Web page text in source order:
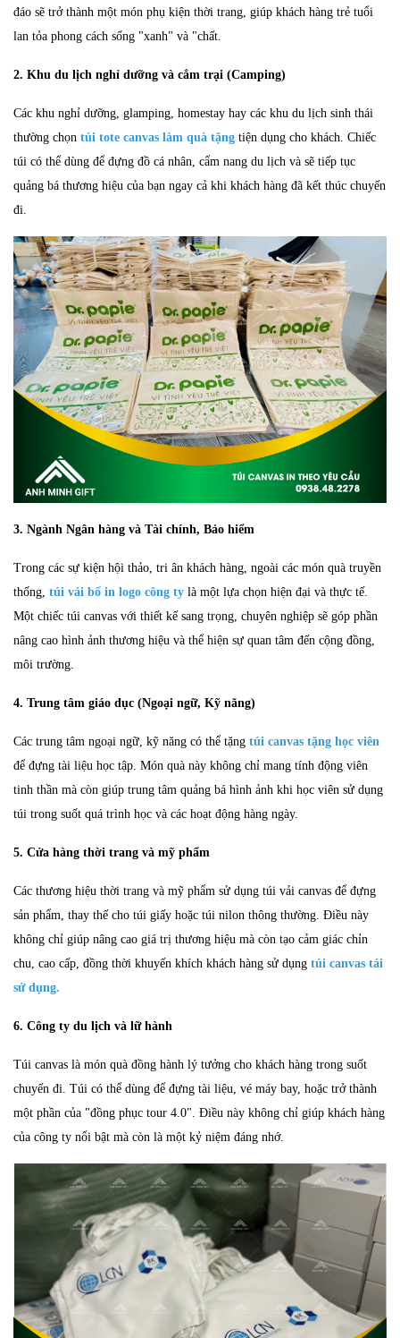
đáo sẽ trở thành một món phụ kiện thời trang, giúp khách hàng trẻ tuổi
lan tỏa phong cách sống "xanh" và "chất.
2. Khu du lịch nghỉ dưỡng và cắm trại (Camping)
Các khu nghỉ dưỡng, glamping, homestay hay các khu du lịch sinh thái
thường chọn túi tote canvas làm quà tặng tiện dụng cho khách. Chiếc
túi có thể dùng để đựng đồ cá nhân, cẩm nang du lịch và sẽ tiếp tục
quảng bá thương hiệu của bạn ngay cả khi khách hàng đã kết thúc chuyến
đi.
3. Ngành Ngân hàng và Tài chính, Bảo hiểm
Trong các sự kiện hội thảo, tri ân khách hàng, ngoài các món quà truyền
thống, túi vải bố in logo công ty là một lựa chọn hiện đại và thực tế.
Một chiếc túi canvas với thiết kế sang trọng, chuyên nghiệp sẽ góp phần
nâng cao hình ảnh thương hiệu và thể hiện sự quan tâm đến cộng đồng,
môi trường.
4. Trung tâm giáo dục (Ngoại ngữ, Kỹ năng)
Các trung tâm ngoại ngữ, kỹ năng có thể tặng túi canvas tặng học viên
để đựng tài liệu học tập. Món quà này không chỉ mang tính động viên
tinh thần mà còn giúp trung tâm quảng bá hình ảnh khi học viên sử dụng
túi trong suốt quá trình học và các hoạt động hàng ngày.
5. Cửa hàng thời trang và mỹ phẩm
Các thương hiệu thời trang và mỹ phẩm sử dụng túi vải canvas để đựng
sản phẩm, thay thế cho túi giấy hoặc túi nilon thông thường. Điều này
không chỉ giúp nâng cao giá trị thương hiệu mà còn tạo cảm giác chỉn
chu, cao cấp, đồng thời khuyến khích khách hàng sử dụng túi canvas tái
sử dụng.
6. Công ty du lịch và lữ hành
Túi canvas là món quà đồng hành lý tưởng cho khách hàng trong suốt
chuyến đi. Túi có thể dùng để đựng tài liệu, vé máy bay, hoặc trở thành
một phần của "đồng phục tour 4.0". Điều này không chỉ giúp khách hàng
của công ty nổi bật mà còn là một kỷ niệm đáng nhớ.